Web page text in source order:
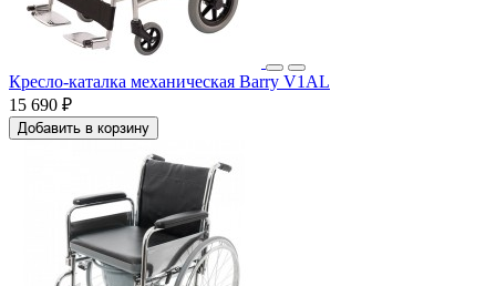
Кресло-каталка механическая Barry V1AL
15 690 ₽
Добавить в корзину